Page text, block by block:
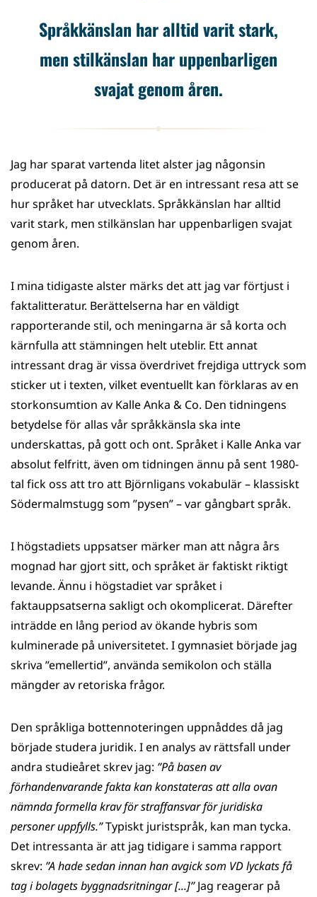
Språkkänslan har alltid varit stark,
men stilkänslan har uppenbarligen
svajat genom åren.
Jag har sparat vartenda litet alster jag någonsin
producerat på datorn. Det är en intressant resa att se
hur språket har utvecklats. Språkkänslan har alltid
varit stark, men stilkänslan har uppenbarligen svajat
genom åren.
I mina tidigaste alster märks det att jag var förtjust i
faktalitteratur. Berättelserna har en väldigt
rapporterande stil, och meningarna är så korta och
kärnfulla att stämningen helt uteblir. Ett annat
intressant drag är vissa överdrivet frejdiga uttryck som
sticker ut i texten, vilket eventuellt kan förklaras av en
storkonsumtion av Kalle Anka & Co. Den tidningens
betydelse för allas vår språkkänsla ska inte
underskattas, på gott och ont. Språket i Kalle Anka var
absolut felfritt, även om tidningen ännu på sent 1980-
tal fick oss att tro att Björnligans vokabulär – klassiskt
Södermalmstugg som ”pysen” – var gångbart språk.
I högstadiets uppsatser märker man att några års
mognad har gjort sitt, och språket är faktiskt riktigt
levande. Ännu i högstadiet var språket i
faktauppsatserna sakligt och okomplicerat. Därefter
inträdde en lång period av ökande hybris som
kulminerade på universitetet. I gymnasiet började jag
skriva ”emellertid”, använda semikolon och ställa
mängder av retoriska frågor.
Den språkliga bottennoteringen uppnåddes då jag
började studera juridik. I en analys av rättsfall under
andra studieåret skrev jag: ”På basen av
förhandenvarande fakta kan konstateras att alla ovan
nämnda formella krav för straffansvar för juridiska
personer uppfylls.”Typiskt juristspråk, kan man tycka.
Det intressanta är att jag tidigare i samma rapport
skrev: ”A hade sedan innan han avgick som VD lyckats få
tag i bolagets byggnadsritningar [...]”Jag reagerar på